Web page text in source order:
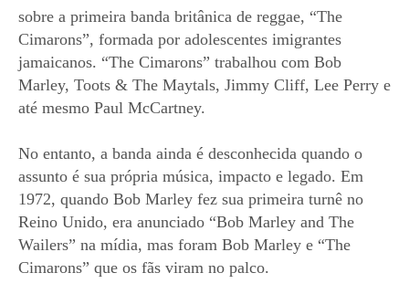
sobre a primeira banda britânica de reggae, “The
Cimarons”, formada por adolescentes imigrantes
jamaicanos. “The Cimarons” trabalhou com Bob
Marley, Toots & The Maytals, Jimmy Cliff, Lee Perry e
até mesmo Paul McCartney.
No entanto, a banda ainda é desconhecida quando o
assunto é sua própria música, impacto e legado. Em
1972, quando Bob Marley fez sua primeira turnê no
Reino Unido, era anunciado “Bob Marley and The
Wailers” na mídia, mas foram Bob Marley e “The
Cimarons” que os fãs viram no palco.